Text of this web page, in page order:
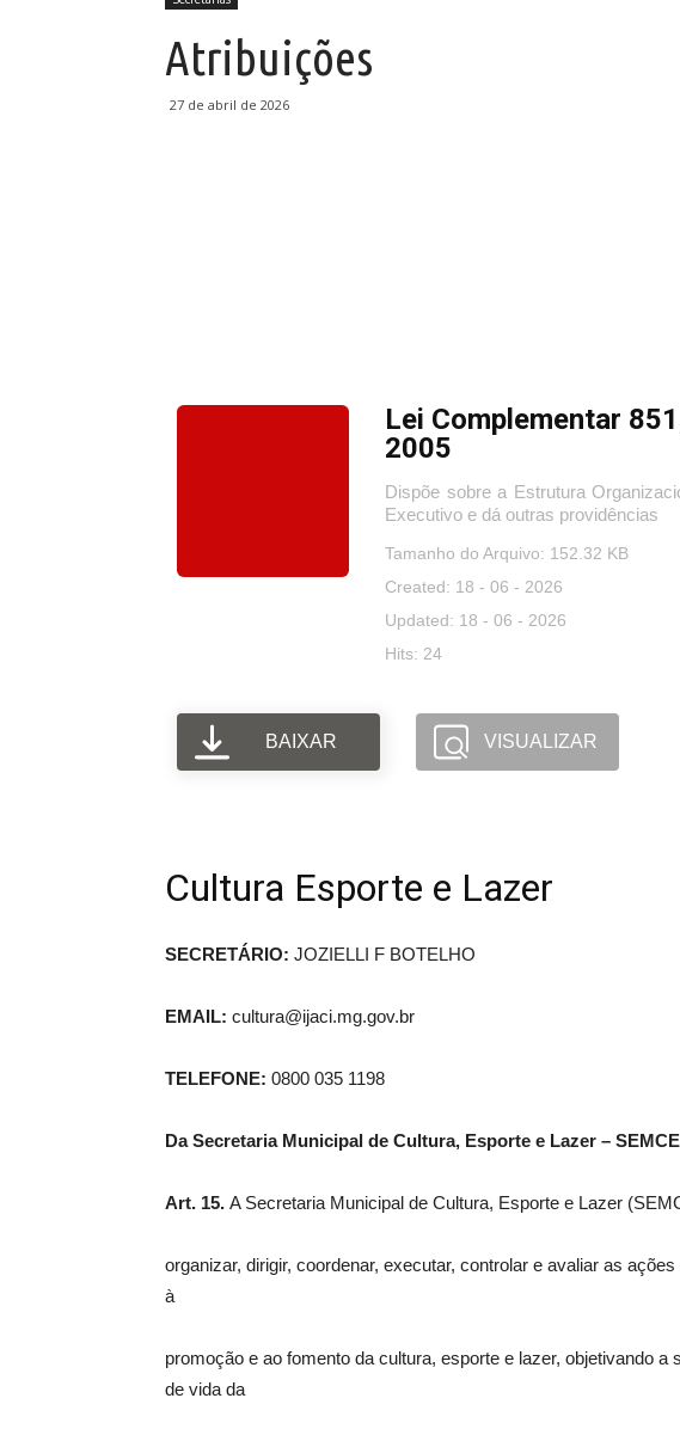
Atribuições
27 de abril de 2026
Lei Complementar
2005
Dispõe sobre a Estrutura
Executivo e dá outras providências
Tamanho do Arquivo: 152.32 KB
Created: 18 - 06 - 2026
Updated: 18 - 06 - 2026
Hits: 24
BAIXAR VISUALIZAR
Cultura Esporte e Lazer
SECRETÁRIO: JOZIELLI F BOTELHO
EMAIL: cultura@ijaci.mg.gov.br
TELEFONE: 0800 035 1198
Da Secretaria Municipal de Cultura, Esporte e Lazer –
Art. 15. A Secretaria Municipal de Cultura, Esporte e Lazer
organizar, dirigir, coordenar, executar, controlar e avaliar as
à
promoção e ao fomento da cultura, esporte e lazer, objetivando a
de vida da